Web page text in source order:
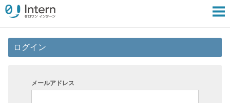
ログイン
メールアドレス